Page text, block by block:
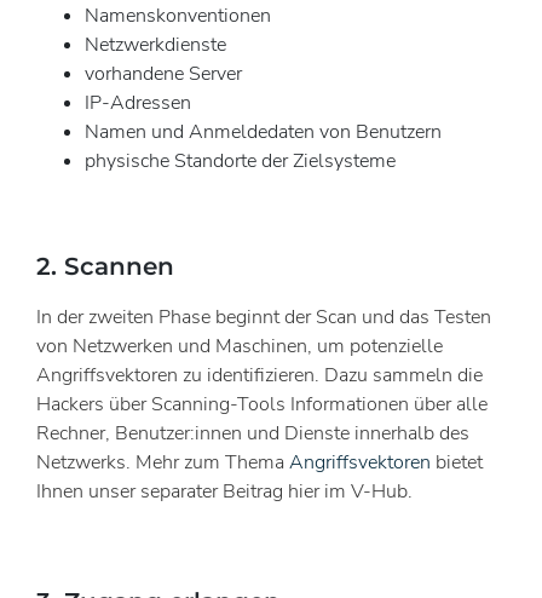
Namenskonventionen
Netzwerkdienste
vorhandene Server
IP-Adressen
Namen und Anmeldedaten von Benutzern
physische Standorte der Zielsysteme
2. Scannen
In der zweiten Phase beginnt der Scan und das Testen
von Netzwerken und Maschinen, um potenzielle
Angriffsvektoren zu identifizieren. Dazu sammeln die
Hackers über Scanning-Tools Informationen über alle
Rechner, Benutzer:innen und Dienste innerhalb des
Netzwerks. Mehr zum Thema Angriffsvektoren bietet
Ihnen unser separater Beitrag hier im V-Hub.